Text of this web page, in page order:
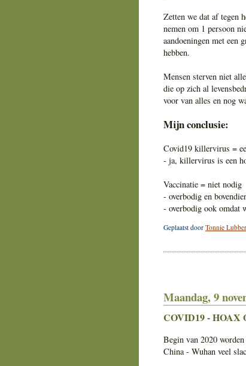
Zetten we dat af tegen
nemen om 1 persoon
aandoeningen met een
hebben.
Mensen sterven niet
die op zich al
voor van alles en nog
Mijn conclusie:
Covid19 killervirus =
- ja, killervirus is een
Vaccinatie = niet nodig
- overbodig en
- overbodig ook omdat
Geplaatst door Tonnie
Maandag, 9
COVID19 - HOAX
Begin van 2020
China - Wuhan veel